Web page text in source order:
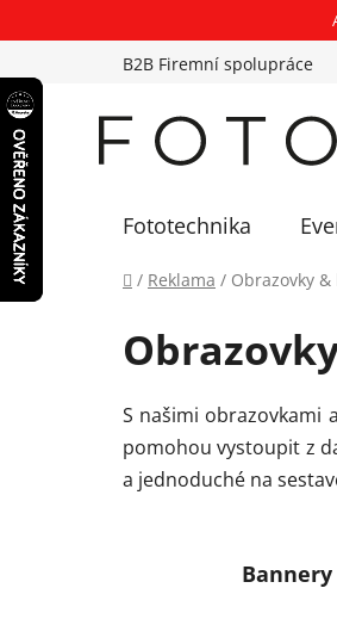
na
obsah
B2B Firemní spolupráce
Fototechnika
Domů
/ Reklama / Obrazovky
S našimi obrazovkami
pomohou vystoupit z
a jednoduché na
Bannery